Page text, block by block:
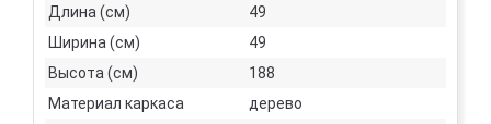
Длина (см)
49
Ширина (см)
49
Высота (см)
188
Материал каркаса
дерево